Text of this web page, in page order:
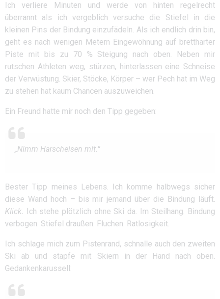
Ich verliere Minuten und werde von hinten regelrecht
überrannt als ich vergeblich versuche die Stiefel in die
kleinen Pins der Bindung einzufädeln. Als ich endlich drin bin,
geht es nach wenigen Metern Eingewöhnung auf brettharter
Piste mit bis zu 70 % Steigung nach oben. Neben mir
rutschen Athleten weg, stürzen, hinterlassen eine Schneise
der Verwüstung. Skier, Stöcke, Körper – wer Pech hat im Weg
zu stehen hat kaum Chancen auszuweichen.
Ein Freund hatte mir noch den Tipp gegeben:
„Nimm Harscheisen mit.“
Bester Tipp meines Lebens. Ich komme halbwegs sicher
diese Wand hoch – bis mir jemand über die Bindung läuft.
Klick. Ich stehe plötzlich ohne Ski da. Im Steilhang. Bindung
verbogen. Stiefel draußen. Fluchen. Ratlosigkeit.
Ich schlage mich zum Pistenrand, schnalle auch den zweiten
Ski ab und stapfe mit Skiern in der Hand nach oben.
Gedankenkarussell: